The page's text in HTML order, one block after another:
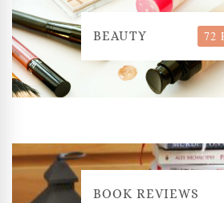
BEAUTY 72
BOOK REVIEWS